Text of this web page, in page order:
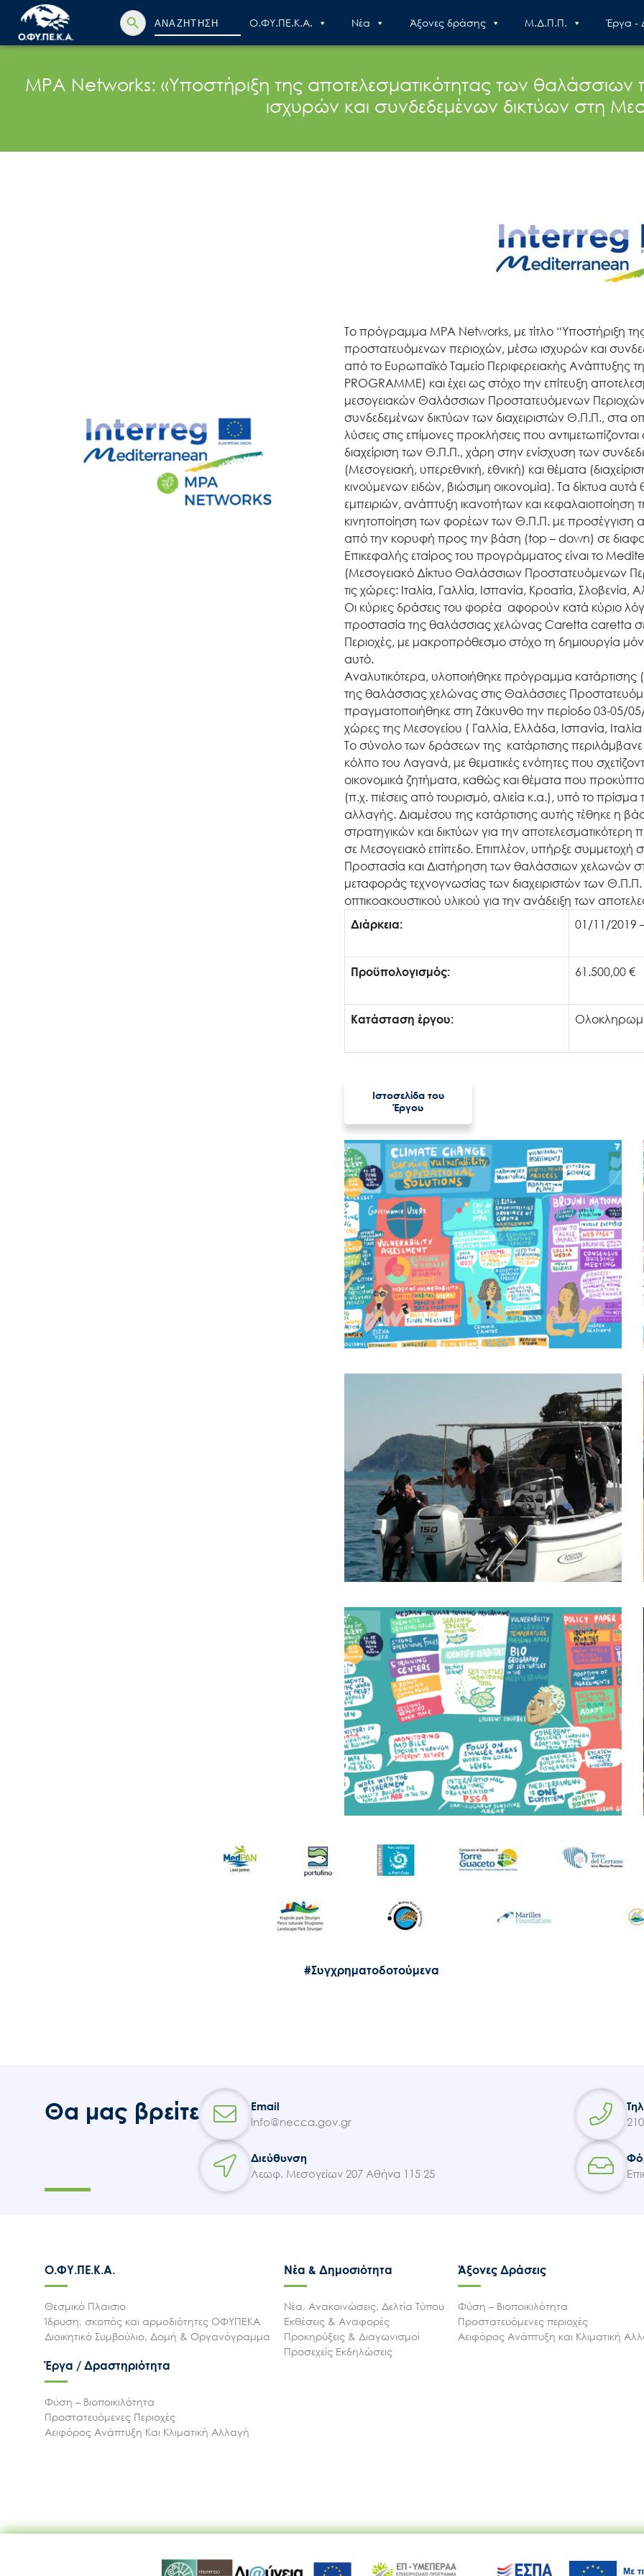
Search
for:
Search Button
Ο.ΦΥ.ΠΕ.Κ.Α. Nέα Άξονες δράσης Μ.Δ.Π.Π. Έργα -
Search
for:
Ο.ΦΥ.ΠΕ.Κ.Α.
Νέα – Δημοσιότητα
Άξονες δράσης
Μ.Δ.Π.Π.
Εισιτήρια
Επικοινωνία
Ακολουθήστε μας
MPA Networks: «Υποστήριξη της αποτελεσματικότητας των
ισχυρών και συνδεδεμένων δικτύων στη
Το πρόγραμμα MPA Networks, με τίτλο “Υποστήριξη
προστατευόμενων περιοχών, μέσω ισχυρών και
από το Ευρωπαϊκό Ταμείο Περιφερειακής Ανάπτυξης
PROGRAMME) και έχει ως στόχο την επίτευξη
μεσογειακών Θαλάσσιων Προστατευόμενων
συνδεδεμένων δικτύων των διαχειριστών Θ.Π.Π., στα
λύσεις στις επίμονες προκλήσεις που
διαχείριση των Θ.Π.Π., χάρη στην ενίσχυση των
(Μεσογειακή, υπερεθνική, εθνική) και θέματα
κινούμενων ειδών, βιώσιμη οικονομία). Τα δίκτυα
εμπειριών, ανάπτυξη ικανοτήτων και
κινητοποίηση των φορέων των Θ.Π.Π. με
από την κορυφή προς την βάση (top – down) σε
Επικεφαλής εταίρος του προγράμματος είναι το
(Μεσογειακό Δίκτυο Θαλάσσιων Προστατευόμενων
τις χώρες: Ιταλία, Γαλλία, Ισπανία, Κροατία,
Οι κύριες δράσεις του φορέα αφορούν κατά κύριο
προστασία της θαλάσσιας χελώνας Caretta caretta
Περιοχές, με μακροπρόθεσμο στόχο τη δημιουργία
αυτό.
Αναλυτικότερα, υλοποιήθηκε πρόγραμμα κατάρτισης
της θαλάσσιας χελώνας στις Θαλάσσιες
πραγματοποιήθηκε στη Ζάκυνθο την περίοδο 03-05/
χώρες της Μεσογείου ( Γαλλία, Ελλάδα, Ισπανία,
Το σύνολο των δράσεων της κατάρτισης περιλάμβανε
κόλπο του Λαγανά, με θεματικές ενότητες που
οικονομικά ζητήματα, καθώς και θέματα που
(π.χ. πιέσεις από τουρισμό, αλιεία κ.α.), υπό το πρίσμα
αλλαγής. Διαμέσου της κατάρτισης αυτής τέθηκε η
στρατηγικών και δικτύων για την
σε Μεσογειακό επίπεδο. Επιπλέον, υπήρξε συμμετοχή
Προστασία και Διατήρηση των θαλάσσιων χελωνών
μεταφοράς τεχνογνωσίας των διαχειριστών των
οπτικοακουστικού υλικού για την ανάδειξη των
Διάρκεια:
01/11/2019
Προϋπολογισμός: 61.500,00 €
Κατάσταση έργου:
Ιστοσελίδα του
Έργου
#Συγχρηματοδοτούμενα
Θα μας βρείτε
Email
info@necca.gov.gr
Διεύθυνση
Λεωφ. Μεσογείων 207 Αθήνα 115 25
Ο.ΦΥ.ΠΕ.Κ.Α.
Θεσμικό Πλαισιο
Ίδρυση, σκοπός και αρμοδιότητες ΟΦΥΠΕΚΑ
Διοικητικό Συμβούλιο, Δομή & Οργανόγραμμα
Νέα & Δημοσιότητα
Νέα, Ανακοινώσεις, Δελτία Τύπου
Εκθέσεις & Αναφορές
Προκηρύξεις & Διαγωνισμοί
Προσεχείς Εκδηλώσεις
Άξονες Δράσεις
Φύση – Βιοποικιλότητα
Προστατευόμενες περιοχές
Αειφόρος Ανάπτυξη και Κλιματική
Έργα / Δραστηριότητα
Φύση – Βιοποικιλότητα
Προστατευόμενες Περιοχές
Αειφόρος Ανάπτυξη Και Κλιματική Αλλαγή